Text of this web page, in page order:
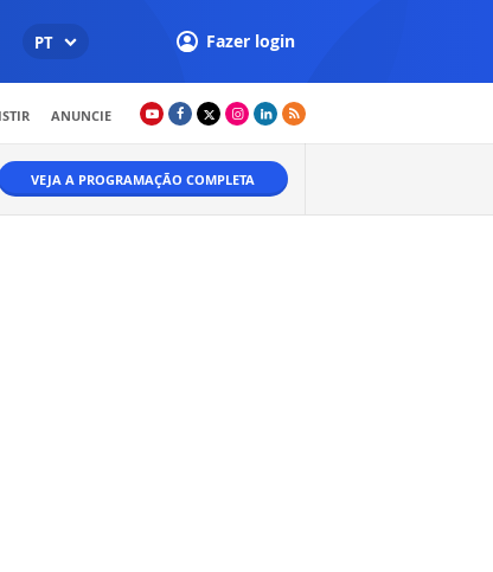
PT Fazer login
ANUNCIE
VEJA A PROGRAMAÇÃO COMPLETA